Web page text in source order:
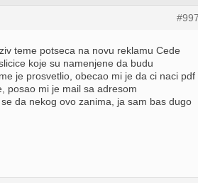
teme potseca na novu reklamu Cede
koje su namenjene da budu
je prosvetlio, obecao mi je da ci naci pdf
posao mi je mail sa adresom
se da nekog ovo zanima, ja sam bas dugo